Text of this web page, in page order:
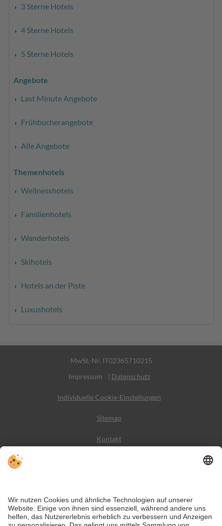
3 Sterne Hotels
4 Sterne Hotels
5 Sterne Hotels
Angebote
Last Minute Angebote
Frühbucherangebote
Alle Angebote
Themenhotels
Wellnesshotels
Familienhotels
Wanderhotels
Skihotels
Hotels an der Piste
Luxushotels
MwSt.-Nr. IT02365710215
Impressum
| Datenschutz
Individuelle Cookie-Einstellungen
Sitemap
Kontakt